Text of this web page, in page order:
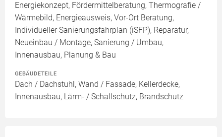
Energiekonzept, Fördermittelberatung, Thermografie /
Wärmebild, Energieausweis, Vor-Ort Beratung,
Individueller Sanierungsfahrplan (iSFP), Reparatur,
Neueinbau / Montage, Sanierung / Umbau,
Innenausbau, Planung & Bau
GEBÄUDETEILE
Dach / Dachstuhl, Wand / Fassade, Kellerdecke,
Innenausbau, Lärm- / Schallschutz, Brandschutz